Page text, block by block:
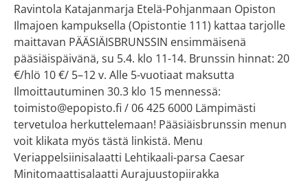
Ravintola Katajanmarja Etelä-Pohjanmaan Opiston
Ilmajoen kampuksella (Opistontie 111) kattaa tarjolle
maittavan PÄÄSIÄISBRUNSSIN ensimmäisenä
pääsiäispäivänä, su 5.4. klo 11-14. Brunssin hinnat: 20
€/hlö 10 €/ 5–12 v. Alle 5-vuotiaat maksutta
Ilmoittautuminen 30.3 klo 15 mennessä:
toimisto@epopisto.fi / 06 425 6000 Lämpimästi
tervetuloa herkuttelemaan! Pääsiäisbrunssin menun
voit klikata myös tästä linkistä. Menu
Veriappelsiinisalaatti Lehtikaali-parsa Caesar
Minitomaattisalaatti Aurajuustopiirakka